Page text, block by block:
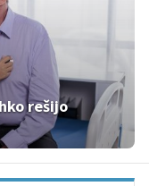
rešijo